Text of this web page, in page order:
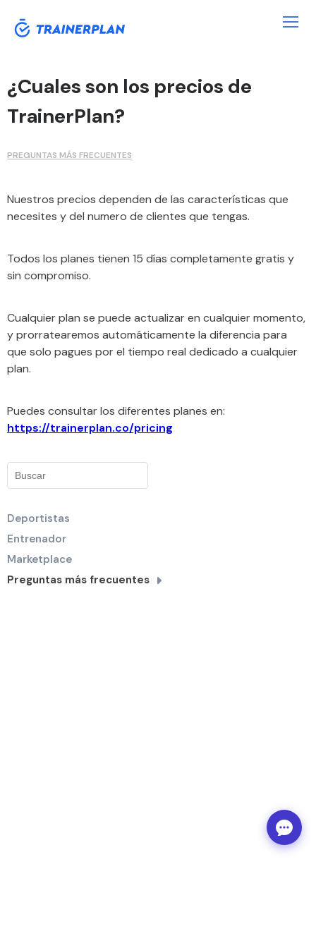
¿Cuales son los precios de
TrainerPlan?
PREGUNTAS MÁS FRECUENTES
Nuestros precios dependen de las características que
necesites y del numero de clientes que tengas.
Todos los planes tienen 15 días completamente gratis y
sin compromiso.
Cualquier plan se puede actualizar en cualquier momento,
y prorratearemos automáticamente la diferencia para
que solo pagues por el tiempo real dedicado a cualquier
plan.
Puedes consultar los diferentes planes en:
https://trainerplan.co/pricing
Deportistas
Entrenador
Marketplace
Preguntas más frecuentes